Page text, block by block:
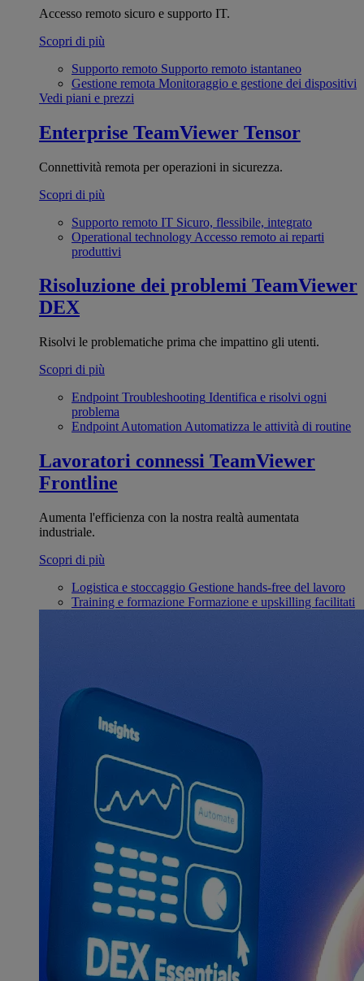
Accesso remoto sicuro e supporto IT.
Scopri di più
Supporto remoto Supporto remoto istantaneo
Gestione remota Monitoraggio e gestione dei dispositivi
Vedi piani e prezzi
Enterprise TeamViewer Tensor
Connettività remota per operazioni in sicurezza.
Scopri di più
Supporto remoto IT Sicuro, flessibile, integrato
Operational technology Accesso remoto ai reparti
produttivi
Risoluzione dei problemi TeamViewer
DEX
Risolvi le problematiche prima che impattino gli utenti.
Scopri di più
Endpoint Troubleshooting Identifica e risolvi ogni
problema
Endpoint Automation Automatizza le attività di routine
Lavoratori connessi TeamViewer
Frontline
Aumenta l'efficienza con la nostra realtà aumentata
industriale.
Scopri di più
Logistica e stoccaggio Gestione hands-free del lavoro
Training e formazione Formazione e upskilling facilitati